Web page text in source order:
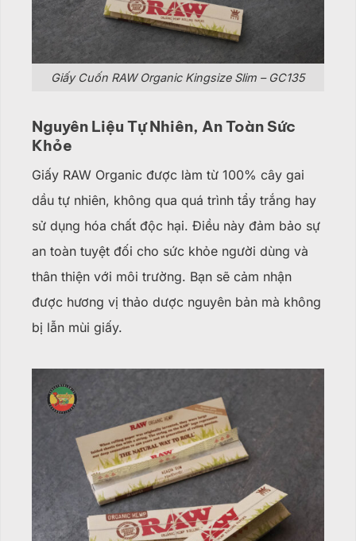
Giấy Cuốn RAW Organic Kingsize Slim – GC135
Nguyên Liệu Tự Nhiên, An Toàn Sức
Khỏe
Giấy RAW Organic được làm từ 100% cây gai
dầu tự nhiên, không qua quá trình tẩy trắng hay
sử dụng hóa chất độc hại. Điều này đảm bảo sự
an toàn tuyệt đối cho sức khỏe người dùng và
thân thiện với môi trường. Bạn sẽ cảm nhận
được hương vị thảo dược nguyên bản mà không
bị lẫn mùi giấy.